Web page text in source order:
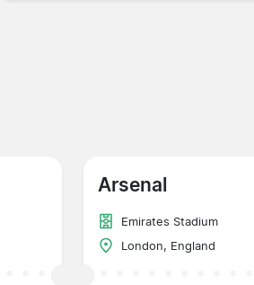
Arsenal
Emirates Stadium
London, England